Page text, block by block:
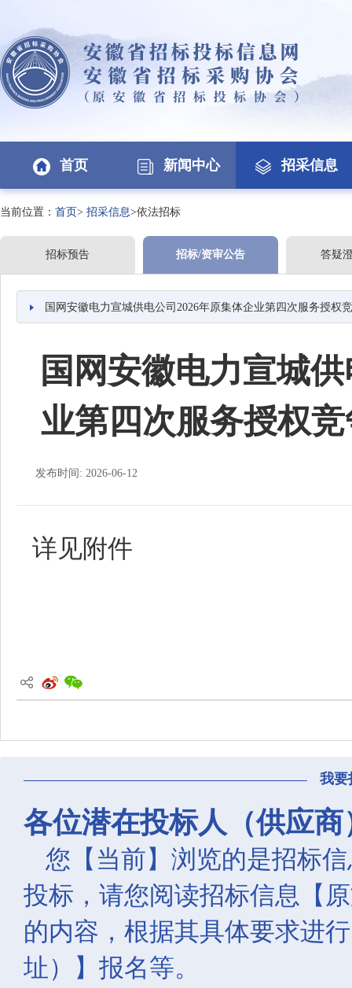
首页 新闻中心 招采信息
当前位置： 首页> 招采信息>依法招标
招标预告 招标/资审公告 答疑
国网安徽电力宣城供电公司2026年原集体企业第四次服务授权
国网安徽电力宣城
业第四次服务授权
发布时间: 2026-06-12
详见附件
我要
各位潜在投标人（供应商
您【当前】浏览的是招标
投标，请您阅读招标信息【
的内容，根据其具体要求进
址）】报名等。